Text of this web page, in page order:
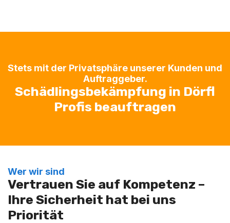
Stets mit der Privatsphäre unserer Kunden und
Auftraggeber.
Schädlingsbekämpfung in Dörfl
Profis beauftragen
Wer wir sind
Vertrauen Sie auf Kompetenz –
Ihre Sicherheit hat bei uns
Priorität